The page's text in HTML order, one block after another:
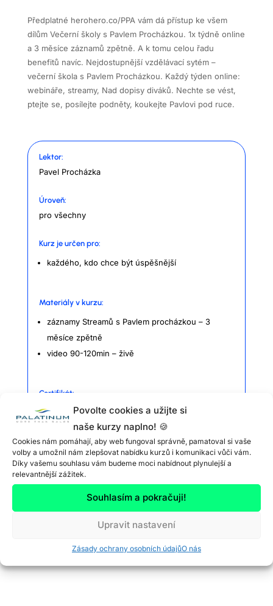
Povolte cookies a užijte si
naše kurzy naplno! 🍪
Cookies nám pomáhají, aby web fungoval správně, pamatoval si vaše
volby a umožnil nám zlepšovat nabídku kurzů i komunikaci vůči vám.
Díky vašemu souhlasu vám budeme moci nabídnout plynulejší a
relevantnější zážitek.
Souhlasím a pokračuji!
Upravit nastavení
Zásady ochrany osobních údajůO nás
Předplatné herohero.co/PPA vám dá přístup ke všem
dílům Večerní školy s Pavlem Procházkou. 1x týdně online
a 3 měsíce záznamů zpětně. A k tomu celou řadu
benefitů navíc. Nejdostupnější vzdělávací sytém –
večerní škola s Pavlem Procházkou. Každý týden online:
webináře, streamy, Nad dopisy diváků. Nechte se vést,
ptejte se, posílejte podněty, koukejte Pavlovi pod ruce.
Lektor:
Pavel Procházka
Úroveň:
pro všechny
Kurz je určen pro:
každého, kdo chce být úspěšnější
Materiály v kurzu:
záznamy Streamů s Pavlem procházkou – 3
měsíce zpětně
video 90-120min – živě
Certifikát:
Ne
Naučíte se:
Půjdete do hloubky ve všech tématech, která
Vytvoříte úplně nové podmínky pro svůj úspěch